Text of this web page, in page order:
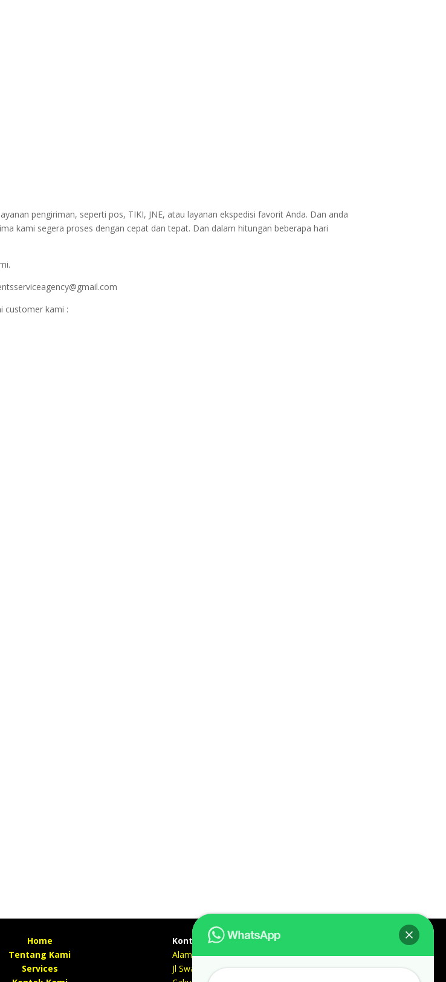
pengiriman, seperti pos, TIKI, JNE, atau layanan ekspedisi favorit Anda. Dan anda
kami segera proses dengan cepat dan tepat. Dan dalam hitungan beberapa hari
customer kami :
Home
Tentang Kami
Services
Kontak kami
Alamat kantor :
Jl Swadaya Pam No 6 Rt 006 Rw 007 Jatinegara,